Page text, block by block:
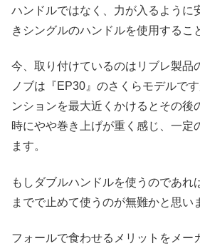
ハンドルではなく、力が入るように
きシングルのハンドルを使用するこ
今、取り付けているのはリブレ製品
ノブは『EP30』のさくらモデルで
ンションを最大近くかけるとその後
時にやや巻き上げが重く感じ、一定
ます。
もしダブルハンドルを使うのであれ
までで止めて使うのが無難かと思い
フォールで食わせるメリットをメー